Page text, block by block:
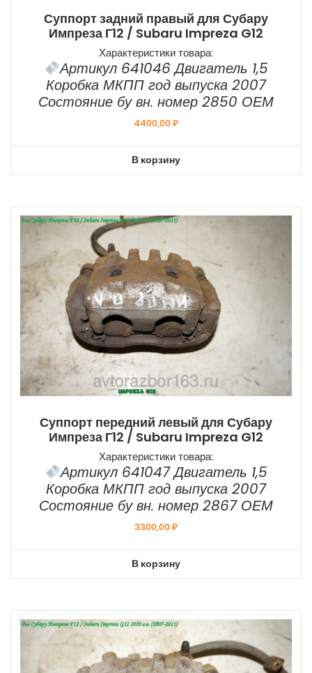
Суппорт задний правый для Субару
Импреза Г12 / Subaru Impreza G12
Характеристики товара:
Артикул 641046 Двигатель 1,5
Коробка МКПП год выпуска 2007
Состояние бу вн. номер 2850 ОЕМ
4400,00₽
В корзину
Суппорт передний левый для Субару
Импреза Г12 / Subaru Impreza G12
Характеристики товара:
Артикул 641047 Двигатель 1,5
Коробка МКПП год выпуска 2007
Состояние бу вн. номер 2867 ОЕМ
3300,00₽
В корзину